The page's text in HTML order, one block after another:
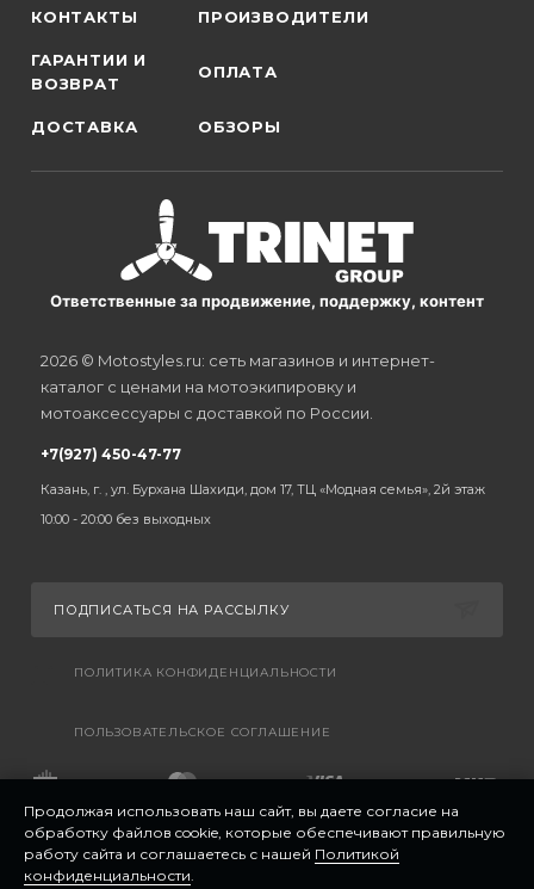
КОНТАКТЫ ПРОИЗВОДИТЕЛИ
ГАРАНТИИ И
ВОЗВРАТ
ОПЛАТА
ДОСТАВКА ОБЗОРЫ
Ответственные за продвижение, поддержку, контент
2026 © Motostyles.ru: сеть магазинов и интернет-
каталог с ценами на мотоэкипировку и
мотоаксессуары с доставкой по России.
+7(927) 450-47-77
Казань, г. , ул. Бурхана Шахиди, дом 17, ТЦ «Модная семья», 2й этаж
10:00 - 20:00 без выходных
ПОДПИСАТЬСЯ НА РАССЫЛКУ
ПОЛИТИКА КОНФИДЕНЦИАЛЬНОСТИ
ПОЛЬЗОВАТЕЛЬСКОЕ СОГЛАШЕНИЕ
Продолжая использовать наш сайт, вы даете согласие на
обработку файлов cookie, которые обеспечивают правильную
работу сайта и соглашаетесь с нашей Политикой
конфиденциальности.